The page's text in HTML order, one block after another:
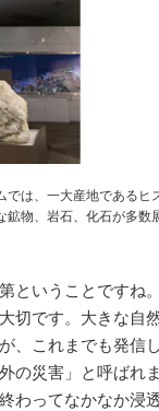
では、一大産地であるヒ
鉱物、岩石、化石が多数
ということですね
切です。大きな自
、これまでも発信
の災害」と呼ばれ
わってなかなか浸透